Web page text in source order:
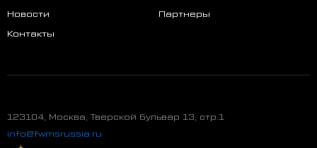
Новости
Партнеры
Контакты
123104, Москва, Тверской бульвар 13, стр.1
info@fwmsrussia.ru